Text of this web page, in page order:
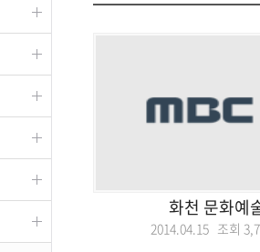
화천 문화예
2014.04.15 조회